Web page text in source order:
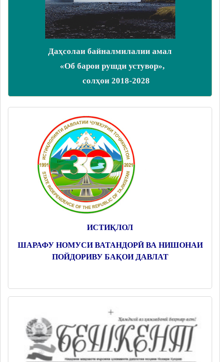
Даҳсолаи байналмилалии амал
«Об барои рушди устувор»,
солҳои 2018-2028
ИСТИҚЛОЛ
ШАРАФУ НОМУСИ ВАТАНДОРӢ ВА НИШОНАИ
ПОЙДОРИВУ БАҚОИ ДАВЛАТ